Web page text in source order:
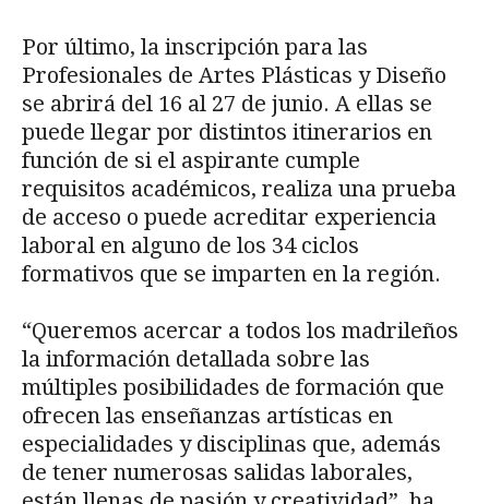
Por último, la inscripción para las
Profesionales de Artes Plásticas y Diseño
se abrirá del 16 al 27 de junio. A ellas se
puede llegar por distintos itinerarios en
función de si el aspirante cumple
requisitos académicos, realiza una prueba
de acceso o puede acreditar experiencia
laboral en alguno de los 34 ciclos
formativos que se imparten en la región.
“Queremos acercar a todos los madrileños
la información detallada sobre las
múltiples posibilidades de formación que
ofrecen las enseñanzas artísticas en
especialidades y disciplinas que, además
de tener numerosas salidas laborales,